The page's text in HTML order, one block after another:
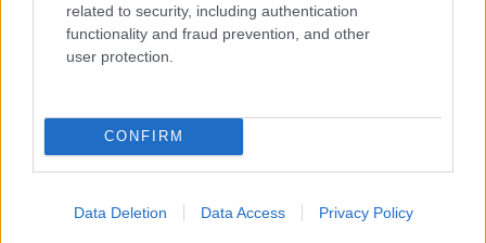
related to security, including authentication
functionality and fraud prevention, and other
user protection.
CONFIRM
Data Deletion Data Access Privacy Policy